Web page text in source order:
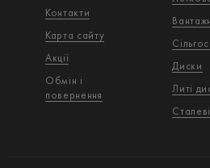
Контакти
Карта сайту
Акції
Обмін і
повернення
Диски
Литі